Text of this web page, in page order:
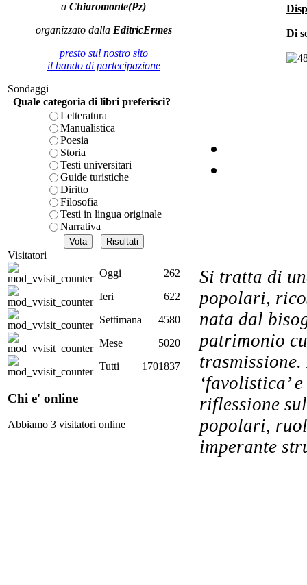
a Chiaromonte(Pz)
organizzato dalla EditricErmes
presto sul nostro sito
il bando di partecipazione
Sondaggi
Quale categoria di libri preferisci?
Letteratura
Manualistica
Poesia
Storia
Testi universitari
Guide turistiche
Diritto
Filosofia
Testi in lingua originale
Narrativa
Visitatori
Oggi
262
Ieri
622
Settimana
4580
Mese
5020
Tutti
1701837
Chi e' online
Abbiamo 3 visitatori online
Di
Si tratta di
popolari,
nata dal
patrimonio
‘favolistica’
riflessione
popolari,
imperante